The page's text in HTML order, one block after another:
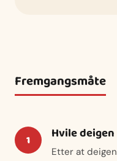
Fremgangsmåte
Hvile deigen
Etter at